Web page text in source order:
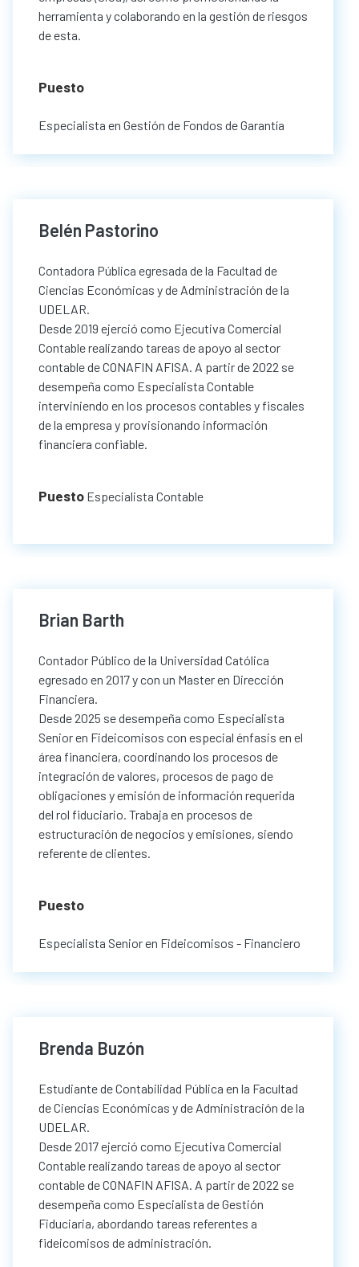
herramienta y colaborando en la gestión de riesgos
de esta.
Puesto
Especialista en Gestión de Fondos de Garantía
Belén Pastorino
Contadora Pública egresada de la Facultad de
Ciencias Económicas y de Administración de la
UDELAR.
Desde 2019 ejerció como Ejecutiva Comercial
Contable realizando tareas de apoyo al sector
contable de CONAFIN AFISA. A partir de 2022 se
desempeña como Especialista Contable
interviniendo en los procesos contables y fiscales
de la empresa y provisionando información
financiera confiable.
Puesto Especialista Contable
Brian Barth
Contador Público de la Universidad Católica
egresado en 2017 y con un Master en Dirección
Financiera.
Desde 2025 se desempeña como Especialista
Senior en Fideicomisos con especial énfasis en el
área financiera, coordinando los procesos de
integración de valores, procesos de pago de
obligaciones y emisión de información requerida
del rol fiduciario. Trabaja en procesos de
estructuración de negocios y emisiones, siendo
referente de clientes.
Puesto
Especialista Senior en Fideicomisos - Financiero
Brenda Buzón
Estudiante de Contabilidad Pública en la Facultad
de Ciencias Económicas y de Administración de la
UDELAR.
Desde 2017 ejerció como Ejecutiva Comercial
Contable realizando tareas de apoyo al sector
contable de CONAFIN AFISA. A partir de 2022 se
desempeña como Especialista de Gestión
Fiduciaria, abordando tareas referentes a
fideicomisos de administración.